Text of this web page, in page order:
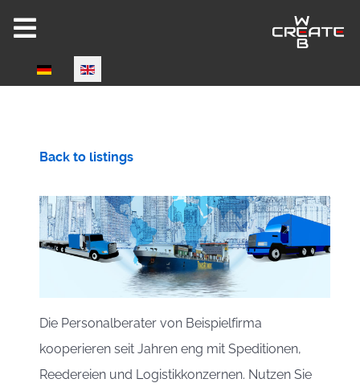
Select your language
CW-HIRE DEMO
Back to listings
Die Personalberater von Beispielfirma
kooperieren seit Jahren eng mit Speditionen,
Reedereien und Logistikkonzernen. Nutzen Sie